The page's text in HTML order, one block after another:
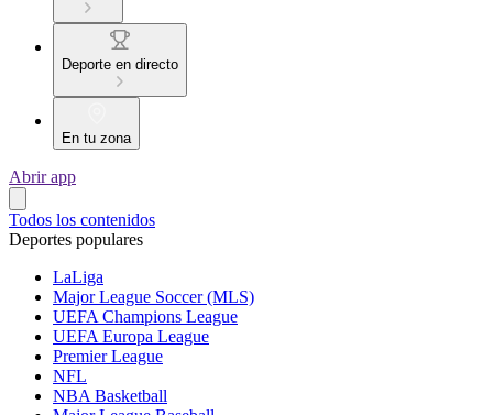
Deporte en directo
En tu zona
Abrir app
Todos los contenidos
Deportes populares
LaLiga
Major League Soccer (MLS)
UEFA Champions League
UEFA Europa League
Premier League
NFL
NBA Basketball